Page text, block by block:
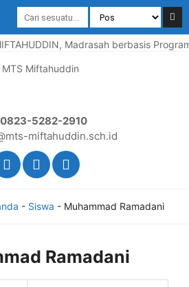
Madrasah berbasis
0823-5282-2910
miftahuddin.sch.id
- Siswa - Muhammad Ramadani
Ramadani